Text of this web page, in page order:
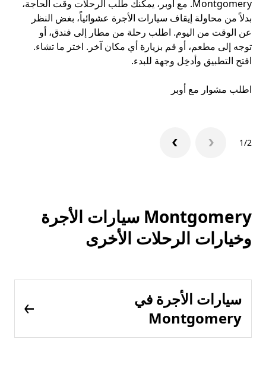
Montgomery. مع أوبر، يمكنك طلب الرحلات وقت الحاجة،
بدلاً من محاولة إيقاف سيارات الأجرة عشوائياً، بغض النظر
عن الوقت من اليوم. اطلب رحلة من مطار إلى فندق، أو
توجه إلى مطعم، أو قم بزيارة أي مكان آخر. اختر ما تشاء.
افتح التطبيق وأدخِل وجهة للبدء.
اطلب مشوار مع أوبر
1/2
Montgomery سيارات الأجرة
وخيارات الرحلات الأخرى
سيارات الأجرة في
Montgomery